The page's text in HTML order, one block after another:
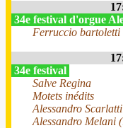
34e festival d'orgue
Ferruccio bartoletti
34e festival
Salve Regina
Motets inédits
Alessandro
Alessandro Melani